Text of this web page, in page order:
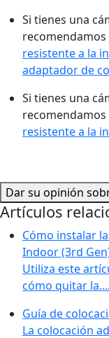
Si tienes una
recomendamos
resistente a la
adaptador de
Si tienes una
recomendamos
resistente a la
Dar su opinión
Artículos
Cómo instalar
Indoor (3rd
Utiliza este
cómo quitar
Guía de
La colocación